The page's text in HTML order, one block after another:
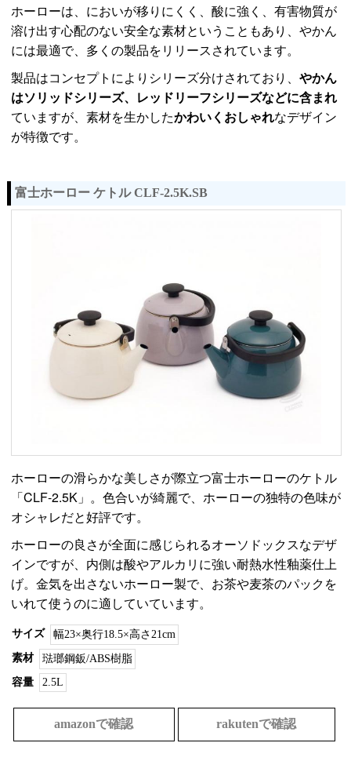
ホーローは、においが移りにくく、酸に強く、有害物質が
溶け出す心配のない安全な素材ということもあり、やかん
には最適で、多くの製品をリリースされています。
製品はコンセプトによりシリーズ分けされており、 やかん
はソリッドシリーズ、レッドリーフシリーズなどに含まれ
ていますが、素材を生かしたかわいくおしゃれなデザイン
が特徴です。
富士ホーロー ケトル CLF-2.5K.SB
ホーローの滑らかな美しさが際立つ富士ホーローのケトル
「CLF-2.5K」。色合いが綺麗で、ホーローの独特の色味が
オシャレだと好評です。
ホーローの良さが全面に感じられるオーソドックスなデザ
インですが、内側は酸やアルカリに強い耐熱水性釉薬仕上
げ。金気を出さないホーロー製で、お茶や麦茶のパックを
いれて使うのに適していています。
サイズ
幅23×奥行18.5×高さ21cm
素材
琺瑯鋼鈑/ABS樹脂
容量
2.5L
amazonで確認 rakutenで確認